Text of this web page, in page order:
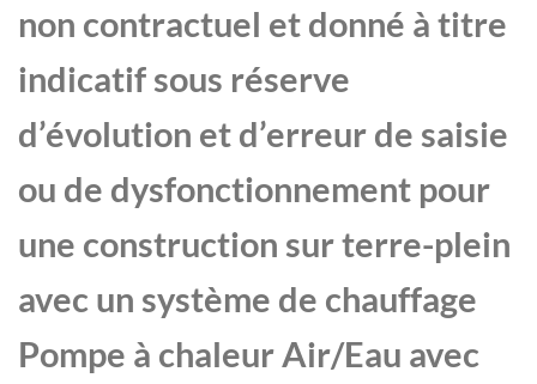
non contractuel et donné à titre
indicatif sous réserve
d’évolution et d’erreur de saisie
ou de dysfonctionnement pour
une construction sur terre-plein
avec un système de chauffage
Pompe à chaleur Air/Eau avec